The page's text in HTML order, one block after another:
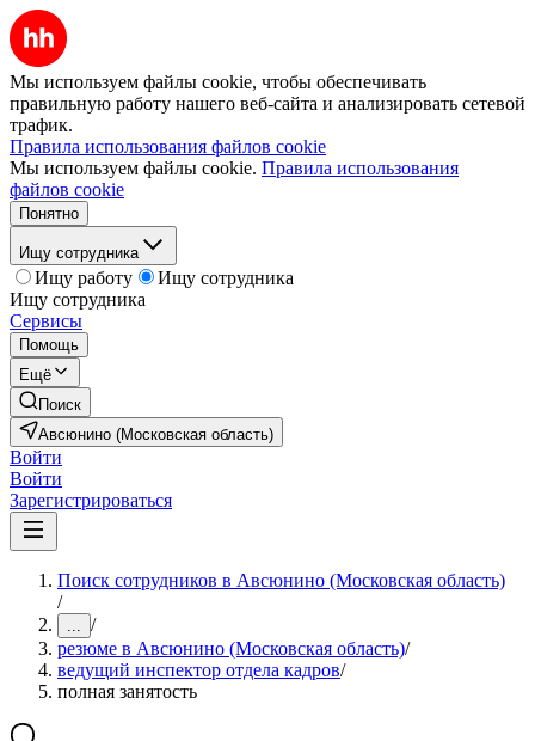
Мы используем файлы cookie, чтобы обеспечивать
правильную работу нашего веб-сайта и анализировать сетевой
трафик.
Правила использования файлов cookie
Мы используем файлы cookie. Правила использования
файлов cookie
Понятно
Ищу сотрудника
Ищу работу
Ищу сотрудника
Ищу сотрудника
Сервисы
Помощь
Ещё
Поиск
Авсюнино (Московская область)
Войти
Войти
Зарегистрироваться
Поиск сотрудников в Авсюнино (Московская область)
/
... /
резюме в Авсюнино (Московская область)/
ведущий инспектор отдела кадров/
полная занятость